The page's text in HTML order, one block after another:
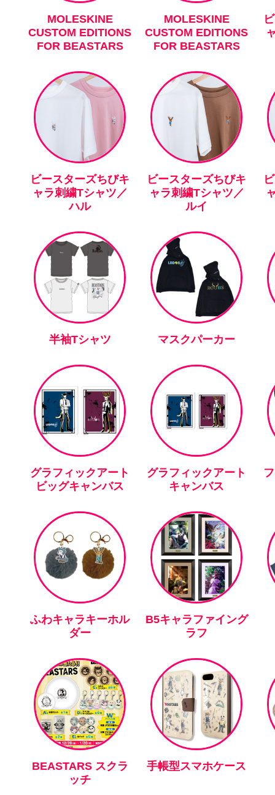
MOLESKINE
CUSTOM EDITIONS
FOR BEASTARS
MOLESKINE
CUSTOM EDITIONS
FOR BEASTARS
ビースターズちびキ
ャラ刺繍Tシャツ／
ハル
ビースターズちびキ
ャラ刺繍Tシャツ／
ルイ
半袖Tシャツ マスクパーカー
グラフィックアート
ビッグキャンバス
グラフィックアート
キャンバス
ふわキャラキーホル
ダー
B5キャラファイング
ラフ
BEASTARS スクラ
ッチ
手帳型スマホケース